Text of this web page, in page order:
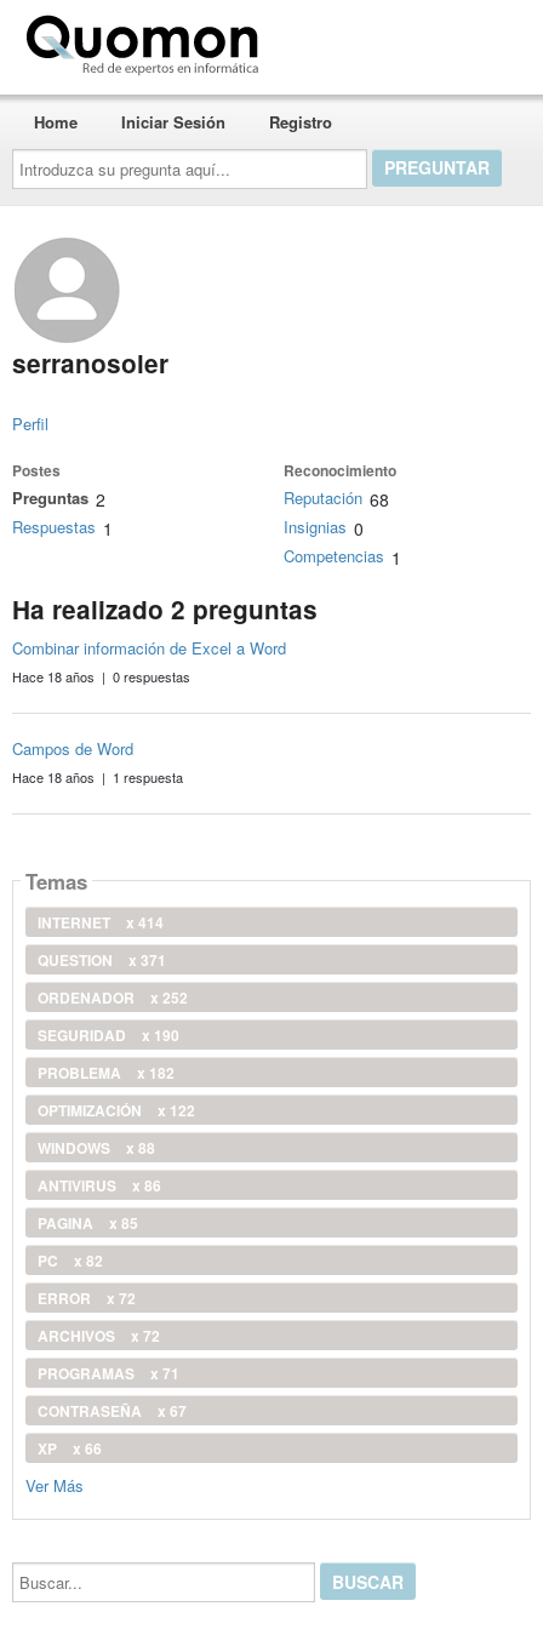
Introduzca
su
pregunta
aquí...
Home Iniciar Sesión Registro
serranosoler
Perfil
Postes
Preguntas 2
Respuestas 1
Reconocimiento
Reputación 68
Insignias 0
Competencias 1
Ha realizado 2 preguntas
Combinar información de Excel a Word
Hace 18 años | 0 respuestas
Campos de Word
Hace 18 años | 1 respuesta
Temas
INTERNET
x 414
QUESTION
x 371
ORDENADOR
x 252
SEGURIDAD
x 190
PROBLEMA
x 182
OPTIMIZACIÓN
x 122
WINDOWS
x 88
ANTIVIRUS
x 86
PAGINA
x 85
PC
x 82
ERROR
x 72
ARCHIVOS
x 72
PROGRAMAS
x 71
CONTRASEÑA
x 67
XP
x 66
Ver Más
Buscar...